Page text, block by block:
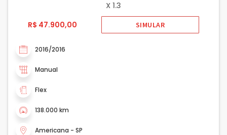
X 1.3
R$ 47.900,00
SIMULAR
2016/2016
Manual
Flex
138.000 km
Americana - SP